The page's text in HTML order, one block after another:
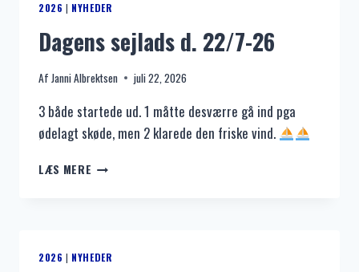
2026 | NYHEDER
Dagens sejlads d. 22/7-26
Af Janni Albrektsen juli 22, 2026
3 både startede ud. 1 måtte desværre gå ind pga
ødelagt skøde, men 2 klarede den friske vind.
LÆS MERE DAGENS
2026 | NYHEDER